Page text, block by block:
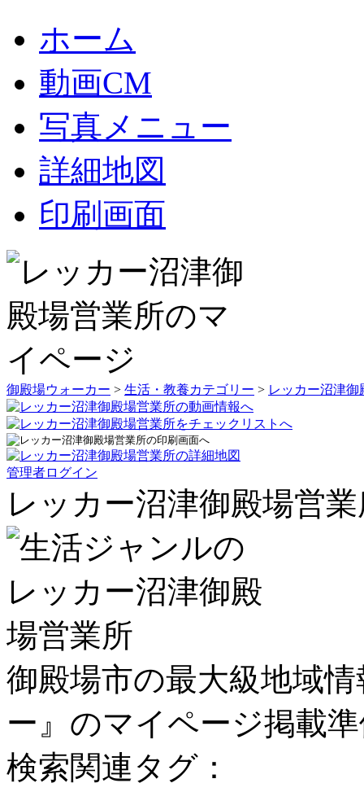
ホーム
動画CM
写真メニュー
詳細地図
印刷画面
御殿場ウォーカー > 生活・教養カテゴリー > レッカー沼津御
管理者ログイン
レッカー沼津御殿場営
御殿場市の最大級地域
ー』のマイページ掲載
検索関連タグ：